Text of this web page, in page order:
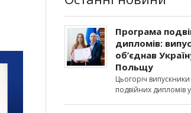
Програма
дипломів:
об’єднав
Польщу
Цьогоріч
подвійних дипломів